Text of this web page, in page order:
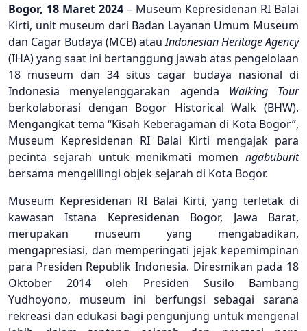
Bogor, 18 Maret 2024 – Museum Kepresidenan RI Balai
Kirti, unit museum dari Badan Layanan Umum Museum
dan Cagar Budaya (MCB) atauIndonesian Heritage Agency
(IHA) yang saat ini bertanggung jawab atas pengelolaan
18 museum dan 34 situs cagar budaya nasional di
Indonesia menyelenggarakan agenda Walking Tour
berkolaborasi dengan Bogor Historical Walk (BHW).
Mengangkat tema “Kisah Keberagaman di Kota Bogor”,
Museum Kepresidenan RI Balai Kirti mengajak para
pecinta sejarah untuk menikmati momen ngabuburit
bersama mengelilingi objek sejarah di Kota Bogor.
Museum Kepresidenan RI Balai Kirti, yang terletak di
kawasan Istana Kepresidenan Bogor, Jawa Barat,
merupakan museum yang mengabadikan,
mengapresiasi, dan memperingati jejak kepemimpinan
para Presiden Republik Indonesia. Diresmikan pada 18
Oktober 2014 oleh Presiden Susilo Bambang
Yudhoyono, museum ini berfungsi sebagai sarana
rekreasi dan edukasi bagi pengunjung untuk mengenal